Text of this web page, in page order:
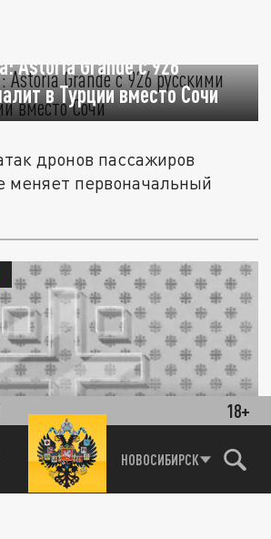
18+
НОВОСИБИРСК
Astoria Grande с 926
в Турции вместо Сочи
дронов пассажиров
меняет первоначальный
правящей партии
кладбище